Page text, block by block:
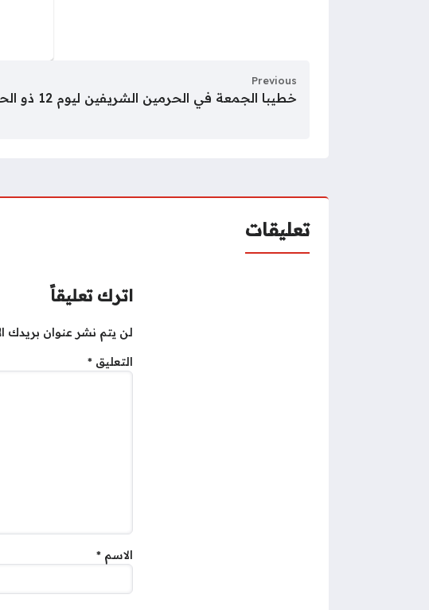
Previous
خطيبا الجمعة في الحرمين الشريفين ليوم 12 ذو الحجة
تعليقات
اترك تعليقاً
لن يتم نشر عنوان بريدك
التعليق *
الاسم *